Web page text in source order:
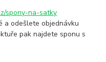
spony-na-satky
a odešlete objednávku
pak najdete sponu s